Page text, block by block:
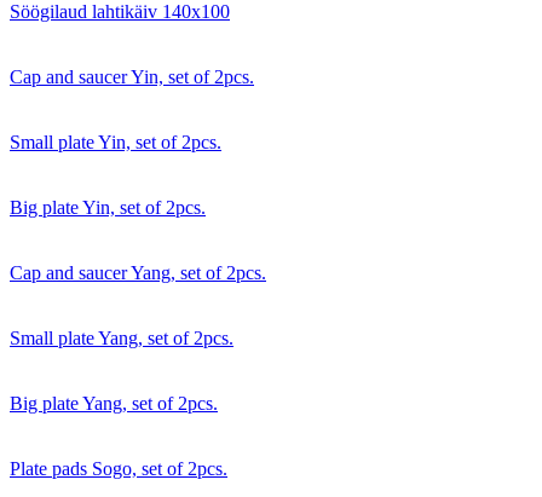
Söögilaud lahtikäiv 140x100
Cap and saucer Yin, set of 2pcs.
Small plate Yin, set of 2pcs.
Big plate Yin, set of 2pcs.
Cap and saucer Yang, set of 2pcs.
Small plate Yang, set of 2pcs.
Big plate Yang, set of 2pcs.
Plate pads Sogo, set of 2pcs.